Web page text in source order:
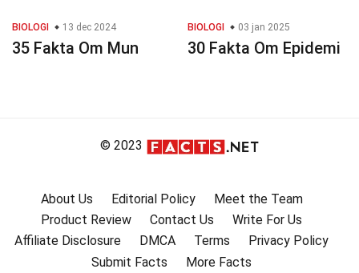
BIOLOGI 13 dec 2024
35 Fakta Om Mun
BIOLOGI 03 jan 2025
30 Fakta Om Epidemi
© 2023
About Us Editorial Policy
Meet the Team
Product Review
Contact Us
Write For Us
Affiliate Disclosure
DMCA Terms
Privacy Policy
Submit Facts
More Facts